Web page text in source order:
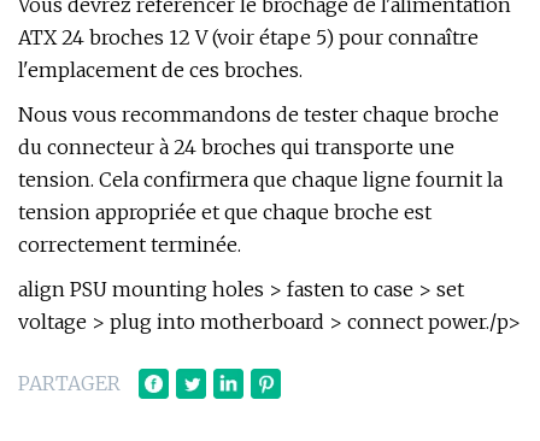
Vous devrez référencer le brochage de l'alimentation
ATX 24 broches 12 V (voir étape 5) pour connaître
l'emplacement de ces broches.
Nous vous recommandons de tester chaque broche
du connecteur à 24 broches qui transporte une
tension. Cela confirmera que chaque ligne fournit la
tension appropriée et que chaque broche est
correctement terminée.
align PSU mounting holes > fasten to case > set
voltage > plug into motherboard > connect power./p>
PARTAGER